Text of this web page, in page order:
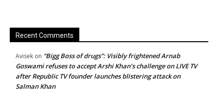
Recent Comments
Avisek on “Bigg Boss of drugs”: Visibly frightened Arnab
Goswami refuses to accept Arshi Khan’s challenge on LIVE TV
after Republic TV founder launches blistering attack on
Salman Khan